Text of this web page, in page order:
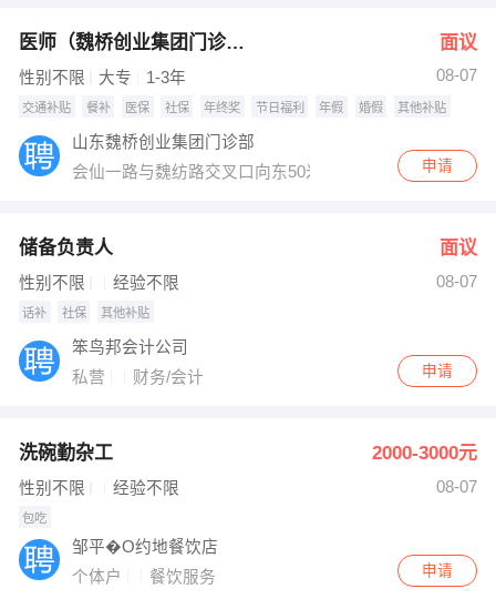
医师（魏桥创业集团门诊部） 面议
性别不限 大专 1-3年 08-07
交通补贴 餐补 医保 社保 年终奖 节日福利 年假 婚假 其他补贴
山东魏桥创业集团门诊部
会仙一路与魏纺路交叉口向东50米
申请
储备负责人 面议
性别不限 经验不限 08-07
话补 社保 其他补贴
笨鸟邦会计公司
私营
财务/会计 申请
洗碗勤杂工 2000-3000元
性别不限 经验不限 08-07
包吃
邹平�O约地餐饮店
个体户
餐饮服务 申请